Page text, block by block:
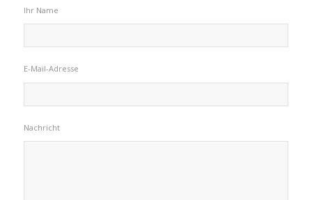
Ihr Name
E-Mail-Adresse
Nachricht